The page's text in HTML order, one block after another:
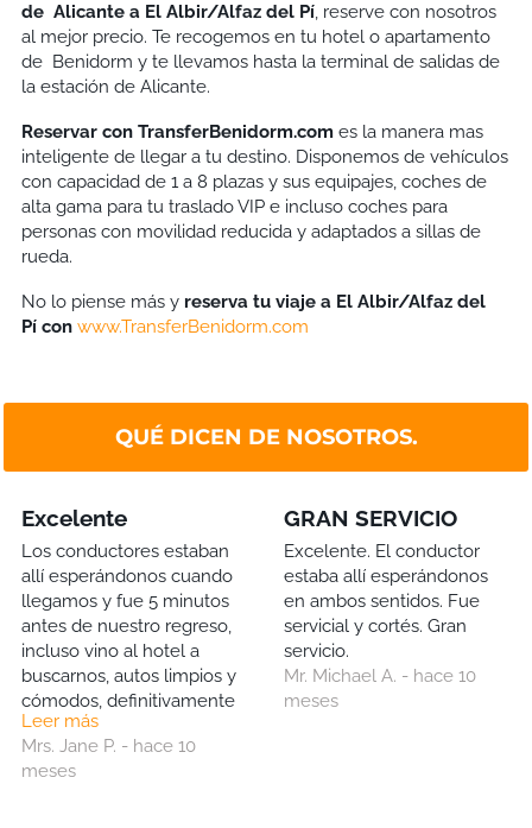
de Alicante a El Albir/Alfaz del Pí, reserve con nosotros
al mejor precio. Te recogemos en tu hotel o apartamento
de Benidorm y te llevamos hasta la terminal de salidas de
la estación de Alicante.
Reservar con TransferBenidorm.comes la manera mas
inteligente de llegar a tu destino. Disponemos de vehículos
con capacidad de 1 a 8 plazas y sus equipajes, coches de
alta gama para tu traslado VIP e incluso coches para
personas con movilidad reducida y adaptados a sillas de
rueda.
No lo piense más y reserva tu viaje a El Albir/Alfaz del
Pícon www.TransferBenidorm.com
QUÉ DICEN DE NOSOTROS.
Excelente
Los conductores estaban
allí esperándonos cuando
llegamos y fue 5 minutos
antes de nuestro regreso,
incluso vino al hotel a
buscarnos, autos limpios y
cómodos, definitivamente
los usaremos nuevamente.
Leer más
Mrs. Jane P. - hace 10
meses
GRAN SERVICIO
Excelente. El conductor
estaba allí esperándonos
en ambos sentidos. Fue
servicial y cortés. Gran
servicio.
Mr. Michael A. - hace 10
meses